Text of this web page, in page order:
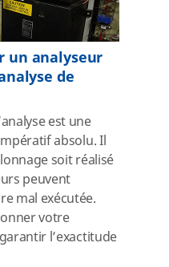
un analyseur
de
est une
absolu. Il
soit réalisé
peuvent
mal exécutée.
votre
l’exactitude